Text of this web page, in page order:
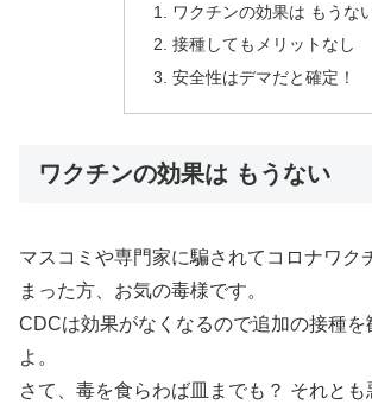
ワクチンの効果は もうな
接種してもメリットなし
安全性はデマだと確定！
ワクチンの効果は もうない
マスコミや専門家に騙されてコロナワク
まった方、お気の毒様です。
CDCは効果がなくなるので追加の接種を
よ。
さて、毒を食らわば皿までも？ それと